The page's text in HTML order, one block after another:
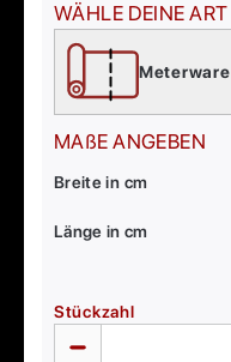
WÄHLE DEINE ART
Meterware
MAßE ANGEBEN
Breite in cm
Länge in cm
Stückzahl